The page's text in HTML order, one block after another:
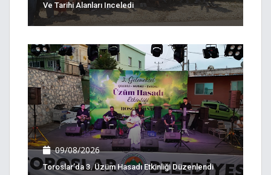
Ve Tarihi Alanları Inceledi
09/08/2026
Toroslar’da 3. Üzüm Hasadı Etkinliği Düzenlendi